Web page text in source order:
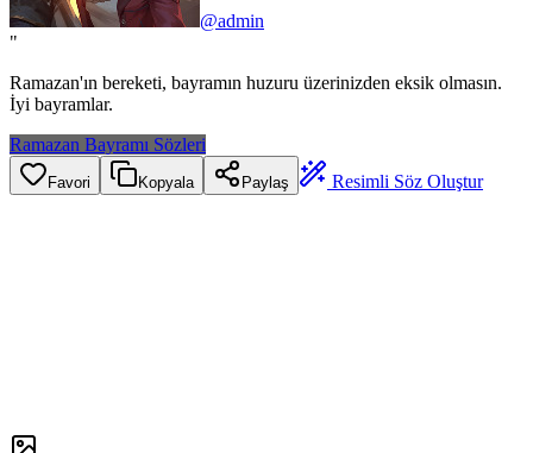
@admin
"
Ramazan'ın bereketi, bayramın huzuru üzerinizden eksik olmasın.
İyi bayramlar.
Ramazan Bayramı Sözleri
Favori Kopyala Paylaş Resimli Söz Oluştur